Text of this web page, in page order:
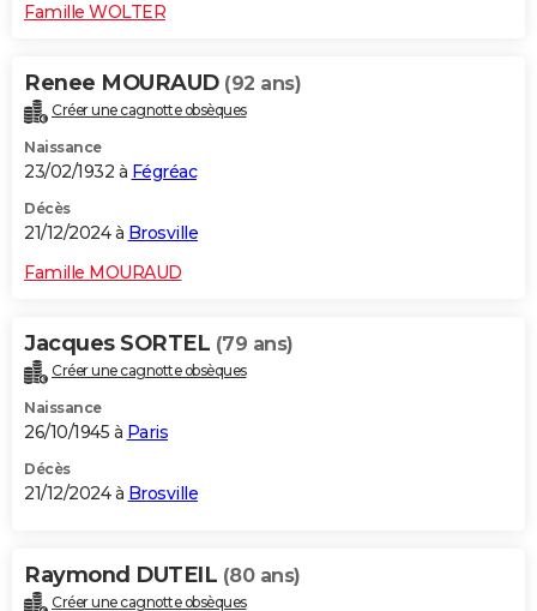
Famille WOLTER
Renee MOURAUD (92 ans)
Créer une cagnotte obsèques
Naissance
23/02/1932 à Fégréac
Décès
21/12/2024 à Brosville
Famille MOURAUD
Jacques SORTEL (79 ans)
Créer une cagnotte obsèques
Naissance
26/10/1945 à Paris
Décès
21/12/2024 à Brosville
Raymond DUTEIL (80 ans)
Créer une cagnotte obsèques